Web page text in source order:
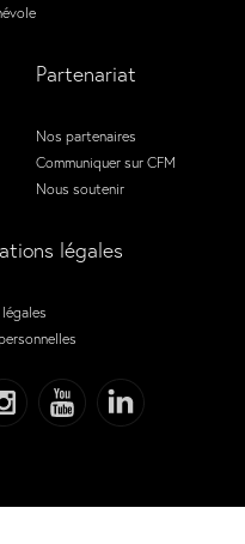
Partenariat
Nos partenaires
Communiquer sur CFM
Nous soutenir
légales